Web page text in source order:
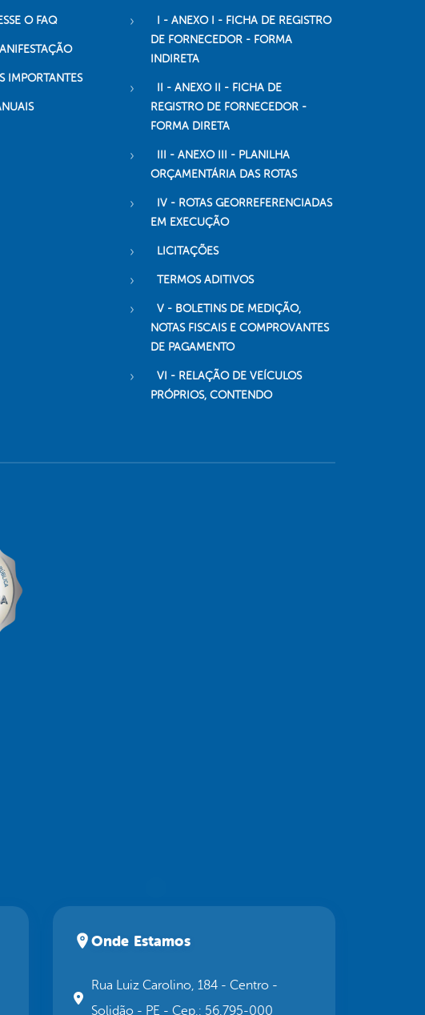
O FAQ
IMPORTANTES
I - ANEXO I - FICHA DE REGISTRO
DE FORNECEDOR - FORMA
INDIRETA
II - ANEXO II - FICHA DE
REGISTRO DE FORNECEDOR -
FORMA DIRETA
III - ANEXO III - PLANILHA
ORÇAMENTÁRIA DAS ROTAS
IV - ROTAS GEORREFERENCIADAS
EM EXECUÇÃO
LICITAÇÕES
TERMOS ADITIVOS
V - BOLETINS DE MEDIÇÃO,
NOTAS FISCAIS E COMPROVANTES
DE PAGAMENTO
VI - RELAÇÃO DE VEÍCULOS
PRÓPRIOS, CONTENDO
Onde Estamos
Rua Luiz Carolino, 184 - Centro -
Solidão - PE - Cep.: 56.795-000